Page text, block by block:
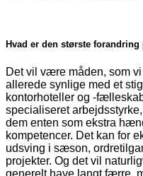
Hvad er den største
Det vil være måden, som
allerede synlige med et
kontorhoteller og -
specialiseret
dem enten som ekstra
kompetencer. Det kan for
udsving i sæson,
projekter. Og det vil
generelt have langt færre,